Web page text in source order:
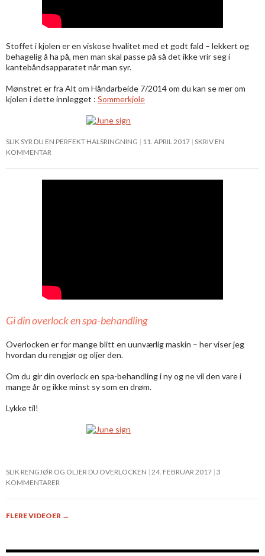
Stoffet i kjolen er en viskose hvalitet med et godt fald – lekkert og
behagelig å ha på, men man skal passe på så det ikke vrir seg i
kantebåndsapparatet når man syr.
Mønstret er fra Alt om Håndarbeide 7/2014 om du kan se mer om
kjolen i dette innlegget : Sommerkjole
SLIK SYR DU EN PERFEKT HALSRINGNING 11. APRIL 2017 SKRIV EN
KOMMENTAR
Gi din overlock en spa-behandling
Overlocken er for mange blitt en uunværlig maskin – her viser jeg
hvordan du rengjør og oljer den.
Om du gir din overlock en spa-behandling i ny og ne vil den vare i
mange år og ikke minst sy som en drøm.
Lykke til!
SLIK RENGJØR OG OLJER DU OVERLOCKEN 24. FEBRUAR 2017 3
KOMMENTARER
FLERE VIDEOER →